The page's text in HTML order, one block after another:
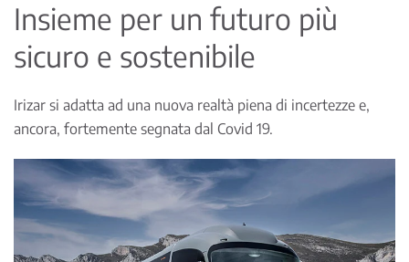
Insieme per un futuro più
sicuro e sostenibile
Irizar si adatta ad una nuova realtà piena di incertezze e,
ancora, fortemente segnata dal Covid 19.